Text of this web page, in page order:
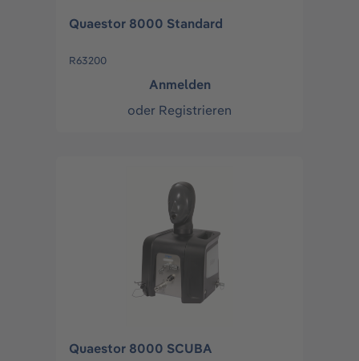
Quaestor 8000 Standard
R63200
Anmelden
oder Registrieren
Quaestor 8000 SCUBA